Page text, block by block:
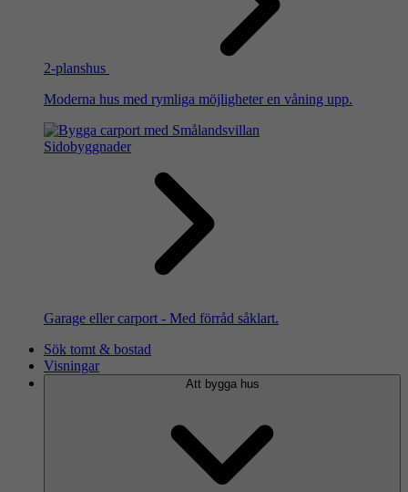
2-planshus
Moderna hus med rymliga möjligheter en våning upp.
Sidobyggnader
Garage eller carport - Med förråd såklart.
Sök tomt & bostad
Visningar
Att bygga hus